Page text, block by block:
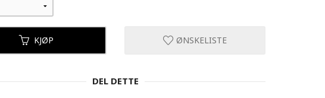
KJØP ØNSKELISTE
DEL DETTE